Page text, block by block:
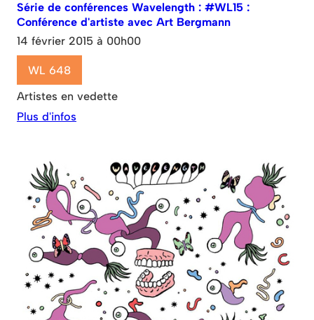
Série de conférences Wavelength : #WL15 :
Conférence d'artiste avec Art Bergmann
14 février 2015 à 00h00
WL 648
Artistes en vedette
Plus d'infos